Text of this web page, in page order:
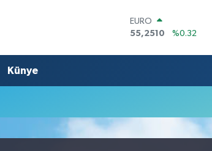
EURO
55,2510
%0.32
BITCOIN
Künye